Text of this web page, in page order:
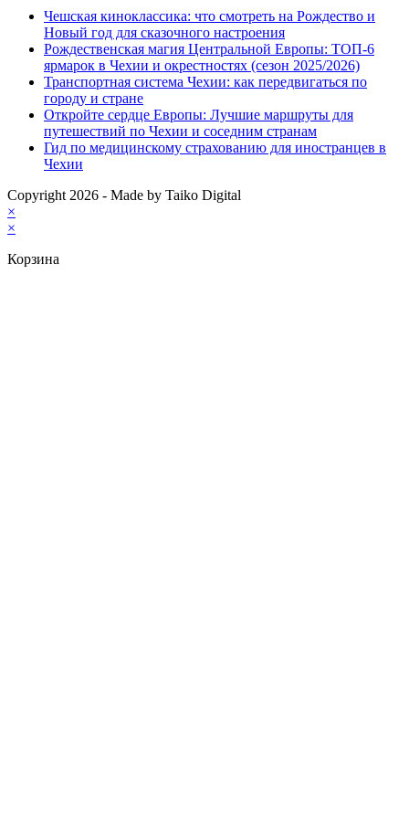
Чешская киноклассика: что смотреть на Рождество и
Новый год для сказочного настроения
Рождественская магия Центральной Европы: ТОП-6
ярмарок в Чехии и окрестностях (сезон 2025/2026)
Транспортная система Чехии: как передвигаться по
городу и стране
Откройте сердце Европы: Лучшие маршруты для
путешествий по Чехии и соседним странам
Гид по медицинскому страхованию для иностранцев в
Чехии
Copyright 2026 - Made by Taiko Digital
×
×
Корзина